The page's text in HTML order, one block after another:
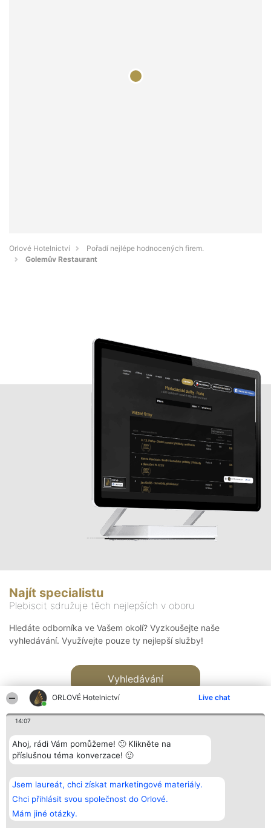
ORLOVÉ Hotelnictví Live chat
14:07
Ahoj, rádi Vám pomůžeme! 🙂 Klikněte na
příslušnou téma konverzace! 🙂
Jsem laureát, chci získat marketingové materiály.
Chci přihlásit svou společnost do Orlové.
Mám jiné otázky.
Orlové Hotelnictví
Pořadí nejlépe hodnocených firem.
Golemův Restaurant
Najít specialistu
Plebiscit sdružuje těch nejlepších v oboru
Hledáte odborníka ve Vašem okolí? Vyzkoušejte naše
vyhledávání. Využívejte pouze ty nejlepší služby!
Vyhledávání
Bright Side Solutions sp. z o.
o. sp. k.
ul. Ruska 22
Wrocław 50-079
KRS 0000749100 | Regon
381313360 | NIP 8943132676
Vítězové
Seznam všech
laureátů
Zásady
Zásady
Kontakt